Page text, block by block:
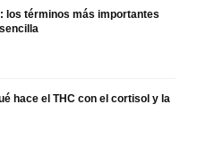
los términos más importantes
hace el THC con el cortisol y la